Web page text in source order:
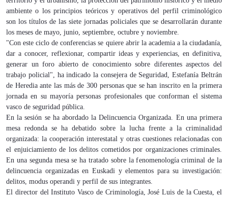
ambiente o los principios teóricos y operativos del perfil criminológico
son los títulos de las siete jornadas policiales que se desarrollarán durante
los meses de mayo, junio, septiembre, octubre y noviembre.
"Con este ciclo de conferencias se quiere abrir la academia a la ciudadanía,
dar a conocer, reflexionar, compartir ideas y experiencias, en definitiva,
generar un foro abierto de conocimiento sobre diferentes aspectos del
trabajo policial", ha indicado la consejera de Seguridad, Estefanía Beltrán
de Heredia ante las más de 300 personas que se han inscrito en la primera
jornada en su mayoría personas profesionales que conforman el sistema
vasco de seguridad pública.
En la sesión se ha abordado la Delincuencia Organizada. En una primera
mesa redonda se ha debatido sobre la lucha frente a la criminalidad
organizada: la cooperación interestatal y otras cuestiones relacionadas con
el enjuiciamiento de los delitos cometidos por organizaciones criminales.
En una segunda mesa se ha tratado sobre la fenomenología criminal de la
delincuencia organizadas en Euskadi y elementos para su investigación:
delitos, modus operandi y perfil de sus integrantes.
El director del Instituto Vasco de Criminología, José Luis de la Cuesta, el